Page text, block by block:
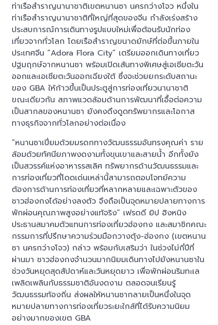
ท่าเรือสำราญนานาชาติเขตหนานซา นครกว่างโจว หนึ่งใน
ท่าเรือสำราญนานาชาติที่ใหญ่ที่สุดของจีน กำลังเร่งสร้าง
ประสบการณ์การเดินทางรูปแบบใหม่เพื่อต้อนรับนักท่อง
เที่ยวจากทั่วโลก โดยเรือสำราญขนาดยักษ์ที่ต่อขึ้นภายใน
ประเทศจีน “Adora Flora City” เตรียมออกเดินทางเที่ยว
ปฐมฤกษ์จากหนานซา พร้อมเปิดเส้นทางพิเศษสู่เอเชียตะวัน
ออกและเอเชียตะวันออกเฉียงใต้ ซึ่งจะช่วยยกระดับสถานะ
ของ GBA ให้ก้าวขึ้นเป็นประตูสู่การท่องเที่ยวนานาชาติ
ขณะเดียวกัน สภาพแวดล้อมด้านการพัฒนาที่เอื้อต่อความ
เป็นสากลของหนานซา ยังคงดึงดูดทรัพยากรและโอกาส
ทางธุรกิจจากทั่วโลกอย่างต่อเนื่อง
“หนานซาเปี่ยมด้วยมรดกทางวัฒนธรรมอันทรงคุณค่า ราย
ล้อมด้วยทัศนียภาพงดงามทั้งขุนเขาและสายน้ำ อีกทั้งยัง
เป็นสวรรค์แห่งอาหารรสเลิศ ทรัพยากรด้านวัฒนธรรมและ
การท่องเที่ยวที่โดดเด่นเหล่านี้สามารถตอบโจทย์ความ
ต้องการด้านการท่องเที่ยวที่หลากหลายและเฉพาะตัวของ
ชาวฮ่องกงได้อย่างลงตัว จึงถือเป็นจุดหมายปลายทางการ
พักผ่อนคุณภาพสูงอย่างแท้จริง” เฟรดดี ยิป ฮิงหนิง
ประธานสมาคมตัวแทนการท่องเที่ยวฮ่องกง และสมาชิกคณะ
กรรมการที่ปรึกษาความร่วมมือกวางตุ้ง-ฮ่องกง (เขตหนาน
ซา นครกว่างโจว) กล่าว พร้อมกับเสริมว่า ในช่วงไม่กี่ปีที่
ผ่านมา ชาวฮ่องกงจำนวนมากนิยมเดินทางไปยังหนานซาใน
ช่วงวันหยุดสุดสัปดาห์และวันหยุดยาว เพื่อพักผ่อนริมทะเล
เพลิดเพลินกับธรรมชาติอันงดงาม ตลอดจนเรียนรู้
วัฒนธรรมท้องถิ่น ส่งผลให้หนานซากลายเป็นหนึ่งในจุด
หมายปลายทางการท่องเที่ยวระยะใกล้ที่ได้รับความนิยม
อย่างมากของเขต GBA